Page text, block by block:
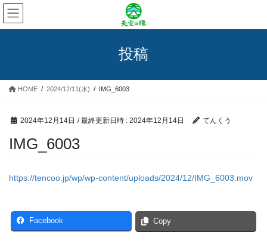
コ
ン
テ
ス
ナ
ビ
ゲ
ン
投稿
HOME 2024/12/11(水) IMG_6003
2024年12月14日 / 最終更新日時 : 2024年12月14日 てんくう
IMG_6003
https://tencoo.jp/wp/wp-content/uploads/2024/12/IMG_6003.mov
Facebook Copy